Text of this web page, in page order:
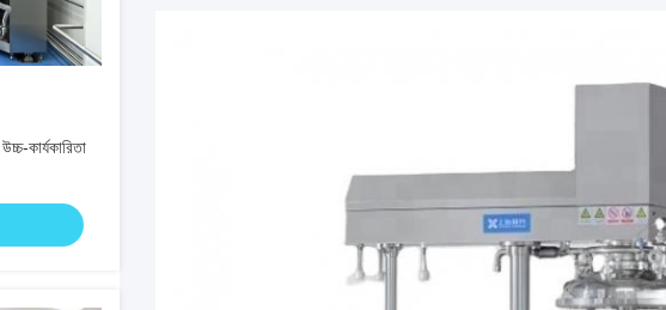
কার্যকারিতা